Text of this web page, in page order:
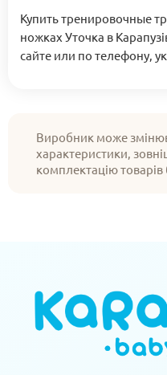
Купить тренировочные
ножках Уточка в
сайте или по телефону,
Виробник може
характеристики,
комплектацію